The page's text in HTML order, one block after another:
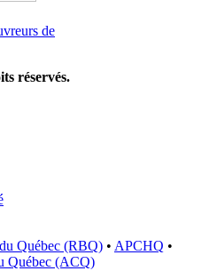
de
réservés.
Québec (RBQ) • APCHQ •
Québec (ACQ)